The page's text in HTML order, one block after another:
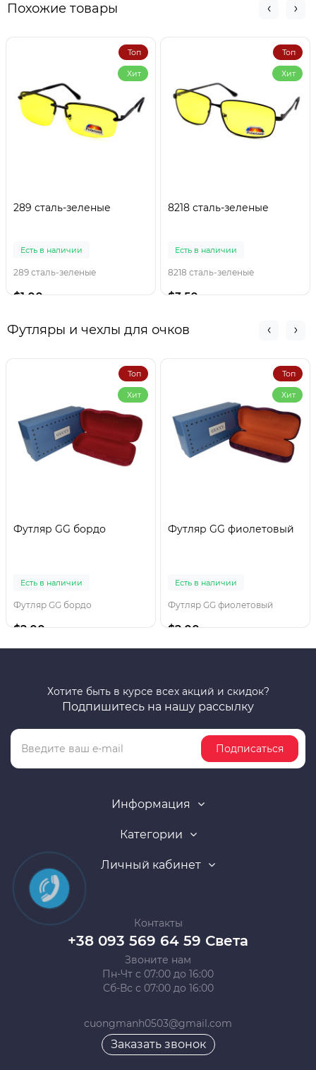
Похожие товары
Топ
Хит
289 сталь-зеленые
Есть в наличии
289 сталь-зеленые
$1.00
Топ
Хит
8218 сталь-зеленые
Есть в наличии
8218 сталь-зеленые
$3.50
Футляры и чехлы для очков
Топ
Хит
Футляр GG бордо
Есть в наличии
Футляр GG бордо
$2.00
Топ
Хит
Футляр GG фиолетовый
Есть в наличии
Футляр GG фиолетовый
$2.00
Хотите быть в курсе всех акций и скидок?
Подпишитесь на нашу рассылку
Подписаться
Информация
Категории
Личный кабинет
Контакты
+38 093 569 64 59 Света
Звоните нам
Пн-Чт с 07:00 до 16:00
Сб-Вс с 07:00 до 16:00
cuongmanh0503@gmail.com
Заказать звонок